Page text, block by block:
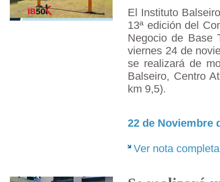
El Instituto
13ª edición del
Negocio de Base
viernes 24 de
se realizará de
Balseiro, Centro
km 9,5).
22 de Noviembre
Ver nota completa